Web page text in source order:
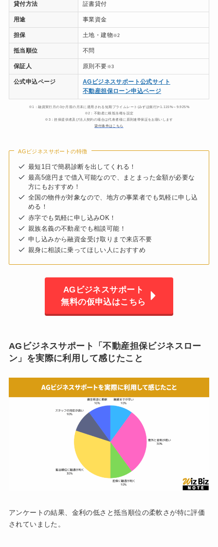
貸付方法 証書貸付
用途 事業資金
担保 土地・建物 ※2
抵当順位 不問
保証人 原則不要 ※3
公式申込ページ
AGビジネスサポート公式サイト
不動産担保ローン申込ページ
※1：融資実行月の3か月前の月末に適用される短期プライムレート(みずほ銀行)+1.115%～9.925%
※2：不動産に根抵当権を設定
※3：担保提供者及び法人契約の場合は代表者様に原則連帯保証をお願いします
貸付条件はこちら
AGビジネスサポートの特徴
最短1日で簡易診断を出してくれる！
最高5億円まで借入可能なので、まとまった金額が必要な
方にもおすすめ！
全国の物件が対象なので、地方の事業者でも気軽に申し込
める！
赤字でも気軽に申し込みOK！
親族名義の不動産でも相談可能！
申し込みから融資金受け取りまで来店不要
親身に相談に乗ってほしい人におすすめ
AGビジネスサポート
無料の仮申込はこちら
AGビジネスサポート「不動産担保ビジネスロー
ン」を実際に利用して感じたこと
アンケートの結果、金利の低さと抵当順位の柔軟さが特に評価
されていました。